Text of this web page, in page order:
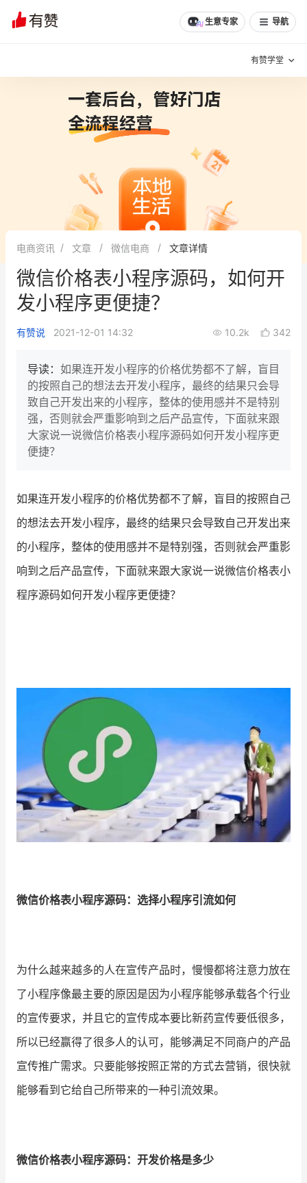
生意专家 导航
有赞学堂
增长方法
有赞专家说
新零售最佳实践
面对面聊增长
新零售大会
增长产品指南
智库 产品场景库
产品更新动态
新零售资讯
培训课程
商家社区
合作共进
入驻有赞 认证代理商
认证服务商 设计服务商
有赞云 数据通服务
文章 问诊 分享
电商资讯 文章 微信电商 文章详情
微信价格表小程序源码，如何开
发小程序更便捷？
有赞说 2021-12-01 14:32 10.2k 342
导读： 如果连开发小程序的价格优势都不了解，盲目
的按照自己的想法去开发小程序，最终的结果只会导
致自己开发出来的小程序，整体的使用感并不是特别
强，否则就会严重影响到之后产品宣传，下面就来跟
大家说一说微信价格表小程序源码如何开发小程序更
便捷？
如果连开发小程序的价格优势都不了解，盲目的按照自己
的想法去开发小程序，最终的结果只会导致自己开发出来
的小程序，整体的使用感并不是特别强，否则就会严重影
响到之后产品宣传，下面就来跟大家说一说微信价格表小
程序源码如何开发小程序更便捷？
微信价格表小程序源码：选择小程序引流如何
为什么越来越多的人在宣传产品时，慢慢都将注意力放在
了小程序像最主要的原因是因为小程序能够承载各个行业
的宣传要求，并且它的宣传成本要比新药宣传要低很多，
所以已经赢得了很多人的认可，能够满足不同商户的产品
宣传推广需求。只要能够按照正常的方式去营销，很快就
能够看到它给自己所带来的一种引流效果。
微信价格表小程序源码：开发价格是多少